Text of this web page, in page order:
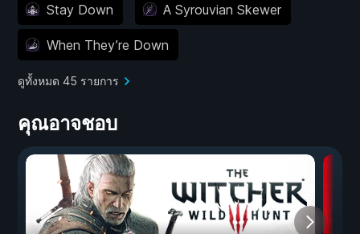
Stay Down A Syrouvian Skewer
When They’re Down
ดูทั้งหมด 45 รายการ
คุณอาจชอบ